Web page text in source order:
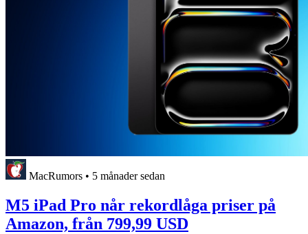
MacRumors • 5 månader sedan
M5 iPad Pro når rekordlåga priser på
Amazon, från 799,99 USD